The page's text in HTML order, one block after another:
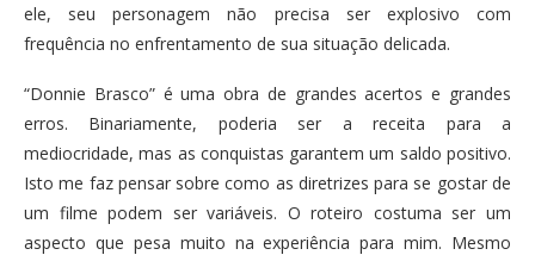
ele, seu personagem não precisa ser explosivo com
frequência no enfrentamento de sua situação delicada.
“Donnie Brasco” é uma obra de grandes acertos e grandes
erros. Binariamente, poderia ser a receita para a
mediocridade, mas as conquistas garantem um saldo positivo.
Isto me faz pensar sobre como as diretrizes para se gostar de
um filme podem ser variáveis. O roteiro costuma ser um
aspecto que pesa muito na experiência para mim. Mesmo